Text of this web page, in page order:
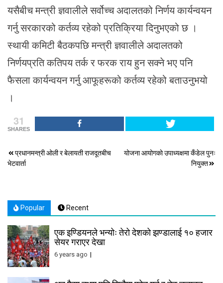
यसैबीच मन्त्री ज्ञवालीले सर्वोच्च अदालतको निर्णय कार्यन्वयन
गर्नु सरकारको कर्तव्य रहेको प्रतिक्रिया दिनुभएको छ ।
स्थायी कमिटी बैठकपछि मन्त्री ज्ञवालीले अदालतको
निर्णयप्रति कतिपय तर्क र फरक राय हुन सक्ने भए पनि
फैसला कार्यन्वयन गर्नु आफूहरूको कर्तव्य रहेको बताउनुभयो
।
31
SHARES
Post
navigation
प्रधानमन्त्री ओली र बेलायती राजदूतबीच
भेटवार्ता
योजना आयोगकाे उपाध्यक्षमा कँडेल पुनः
नियुक्त
Popular Recent
एक इण्डियनले भन्योः तेरो देशको झण्डालाई १० हजार
सेयर गराएर देखा
6 years ago